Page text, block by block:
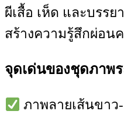
ผีเสื้อ เห็ด และบรร
สร้างความรู้สึกผ่อน
จุดเด่นของชุดภาพ
ภาพลายเส้นขา